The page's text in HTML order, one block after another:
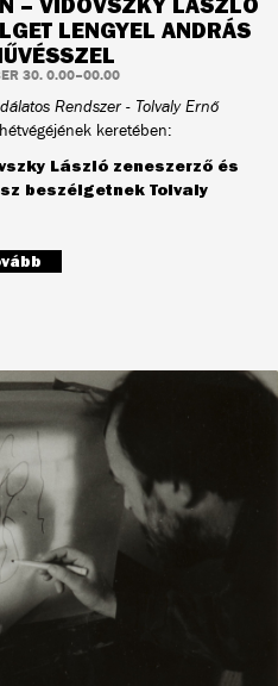
LENGYEL ANDRÁS
30. 0.00–00.00
Rendszer - Tolvaly Ernő
keretében:
László zeneszerző és
beszélgetnek Tolvaly